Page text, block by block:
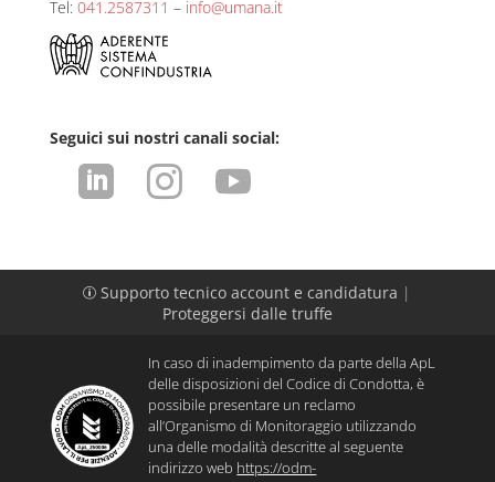
Tel: 041.2587311 – info@umana.it
Seguici sui nostri canali social:
  
p Supporto tecnico account e candidatura |
Proteggersi dalle truffe
In caso di inadempimento da parte della ApL
delle disposizioni del Codice di Condotta, è
possibile presentare un reclamo
all’Organismo di Monitoraggio utilizzando
una delle modalità descritte al seguente
indirizzo web https://odm-